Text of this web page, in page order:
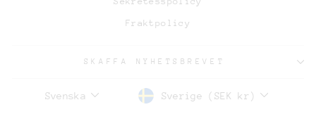
Fraktpolicy
SKAFFA NYHETSBREVET
Svenska Sverige (SEK kr)